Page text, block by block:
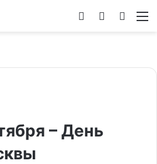
Switch
Войти
– День